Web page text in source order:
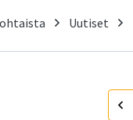
Uutiset
-